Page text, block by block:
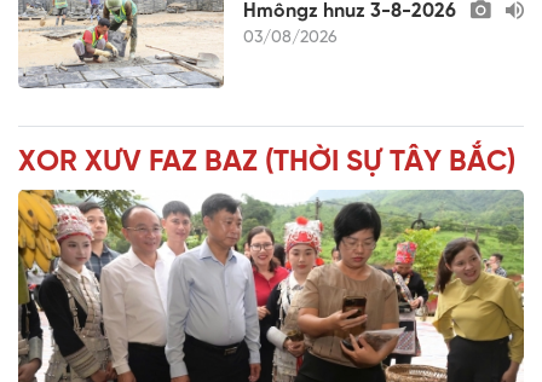
Hmôngz hnuz 3-8-2026
03/08/2026
XOR XƯV FAZ BAZ (THỜI SỰ TÂY BẮC)